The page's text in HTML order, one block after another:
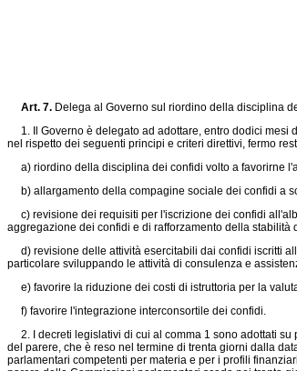
Art. 7. Delega al Governo sul riordino della disciplina
1. Il Governo è delegato ad adottare, entro dodici mesi
nel rispetto dei seguenti principi e criteri direttivi, fermo
a) riordino della disciplina dei confidi volto a favorirne
b) allargamento della compagine sociale dei confidi a
c) revisione dei requisiti per l'iscrizione dei confidi
aggregazione dei confidi e di rafforzamento della stabilità
d) revisione delle attività esercitabili dai confidi iscritti
particolare sviluppando le attività di consulenza e
e) favorire la riduzione dei costi di istruttoria per la
f) favorire l'integrazione interconsortile dei confidi.
2. I decreti legislativi di cui al comma 1 sono adottati su
del parere, che è reso nel termine di trenta giorni dalla
parlamentari competenti per materia e per i profili